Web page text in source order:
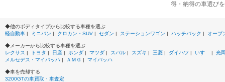
得・納得の車選び
◆他のボディタイプから比較する車種を選ぶ
軽自動車 | ミニバン | クロカン・SUV | セダン | ステーションワゴン | ハッチバック | オープ
◆メーカーから比較する車種を選ぶ
レクサス | トヨタ | 日産 | ホンダ | マツダ | スバル | スズキ | 三菱 | ダイハツ | いすゞ |
光
メルセデス・マイバッハ | ＡＭＧ | マイバッハ
◆車を売却する
3200GTの車買取・車査定